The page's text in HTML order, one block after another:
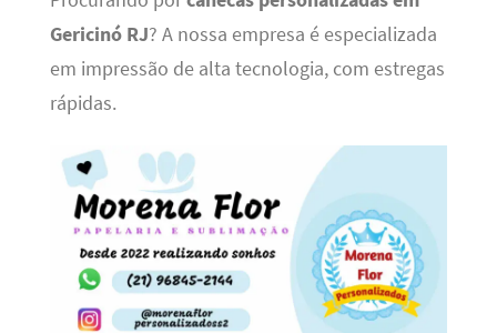
Gericinó RJ? A nossa empresa é especializada
em impressão de alta tecnologia, com estregas
rápidas.